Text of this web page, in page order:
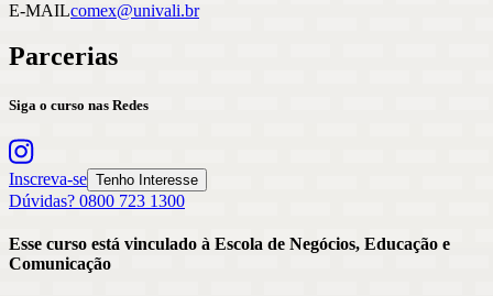
E-MAILcomex@univali.br
Parcerias
Siga o curso nas Redes
Inscreva-se Tenho Interesse
Dúvidas? 0800 723 1300
Esse curso está vinculado à Escola de Negócios, Educação e
Comunicação